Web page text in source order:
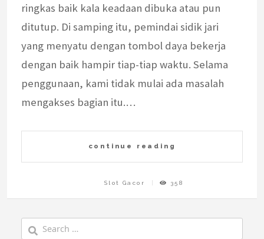
ringkas baik kala keadaan dibuka atau pun
ditutup. Di samping itu, pemindai sidik jari
yang menyatu dengan tombol daya bekerja
dengan baik hampir tiap-tiap waktu. Selama
penggunaan, kami tidak mulai ada masalah
mengakses bagian itu.…
continue reading
Slot Gacor 358
Search
for: